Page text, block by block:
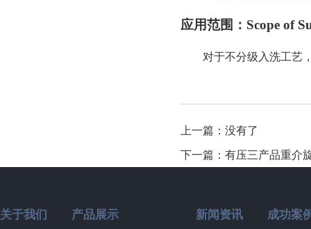
应用范围： Scope of
对于不分级入洗工艺
上一篇：没有了
下一篇：有压三产品重介
关于我们 产品展示 新闻资讯 成功案